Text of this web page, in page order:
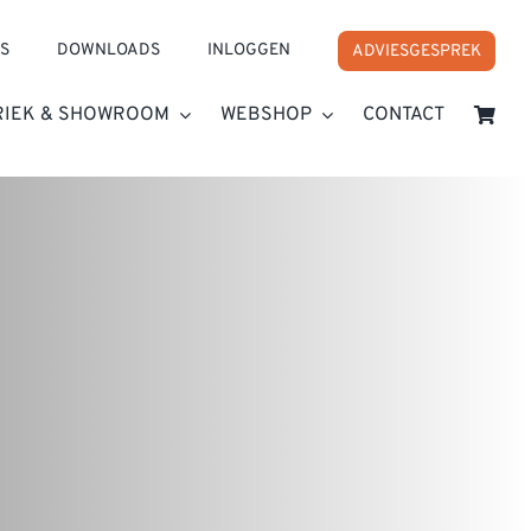
DOWNLOADS INLOGGEN ADVIESGESPREK
& SHOWROOM WEBSHOP CONTACT